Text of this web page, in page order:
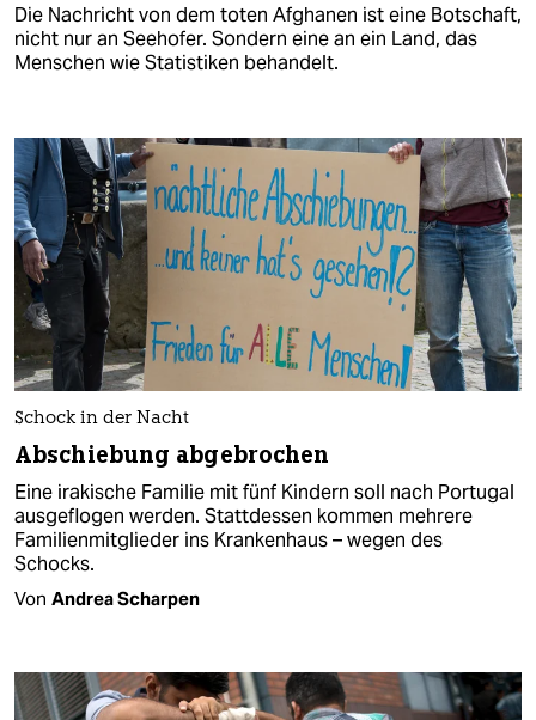
Die Nachricht von dem toten Afghanen ist eine Botschaft,
nicht nur an Seehofer. Sondern eine an ein Land, das
Menschen wie Statistiken behandelt.
Schock in der Nacht
Abschiebung abgebrochen
Eine irakische Familie mit fünf Kindern soll nach Portugal
ausgeflogen werden. Stattdessen kommen mehrere
Familienmitglieder ins Krankenhaus – wegen des
Schocks.
Von Andrea Scharpen